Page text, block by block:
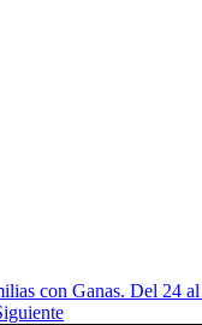
con Ganas. Del 24